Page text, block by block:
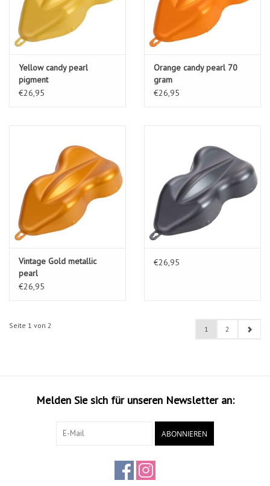
Yellow candy pearl
pigment
€26,95
Orange candy pearl 70
gram
€26,95
Vintage Gold metallic
pearl
€26,95
€26,95
Seite 1 von 2 1 2
Melden Sie sich für unseren Newsletter an:
ABONNIEREN